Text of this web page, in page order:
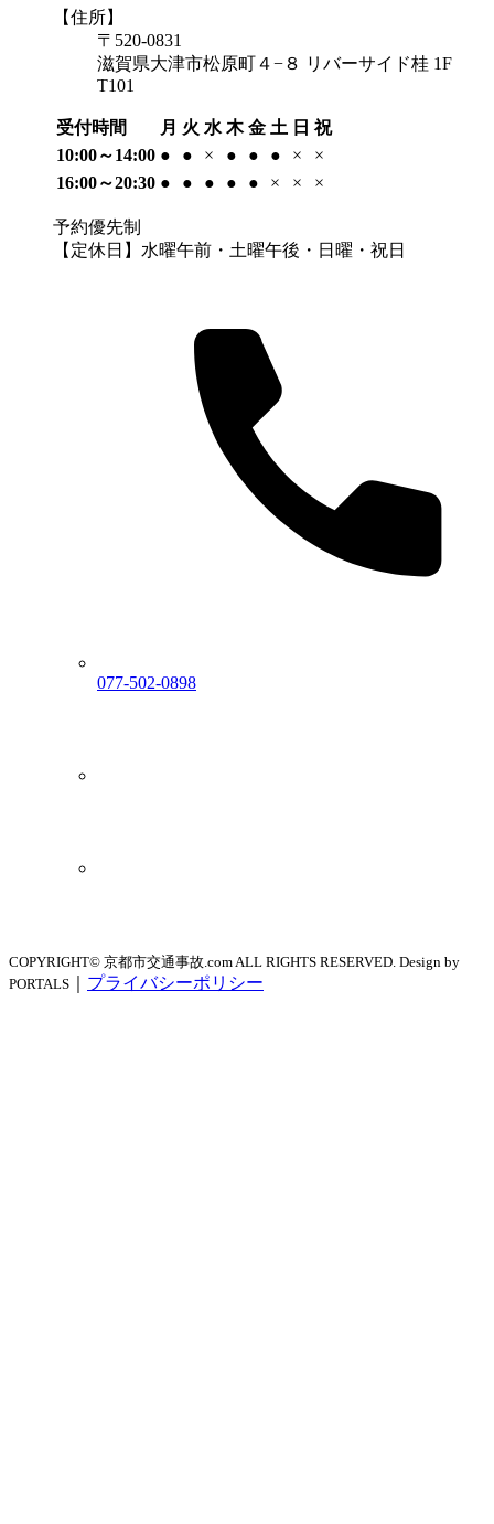
【住所】
〒520-0831
滋賀県大津市松原町４−８ リバーサイド桂 1F
T101
受付時間 月 火 水 木 金 土 日 祝
10:00～14:00 ● ● × ● ● ● ×
×
16:00～20:30 ● ● ● ● ● × × ×
予約優先制
【定休日】水曜午前・土曜午後・日曜・祝日
077-502-0898
COPYRIGHT© 京都市交通事故.com ALL RIGHTS RESERVED. Design by
PORTALS
プライバシーポリシー